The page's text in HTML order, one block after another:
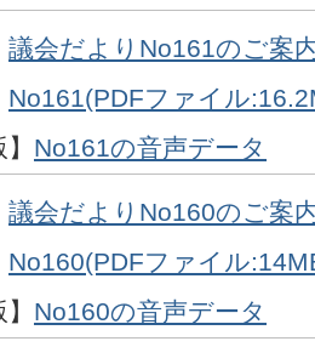
議会だよりNo161のご案
No161(PDFファイル
No161の音声データ
議会だよりNo160のご案
No160(PDFファイル
No160の音声データ